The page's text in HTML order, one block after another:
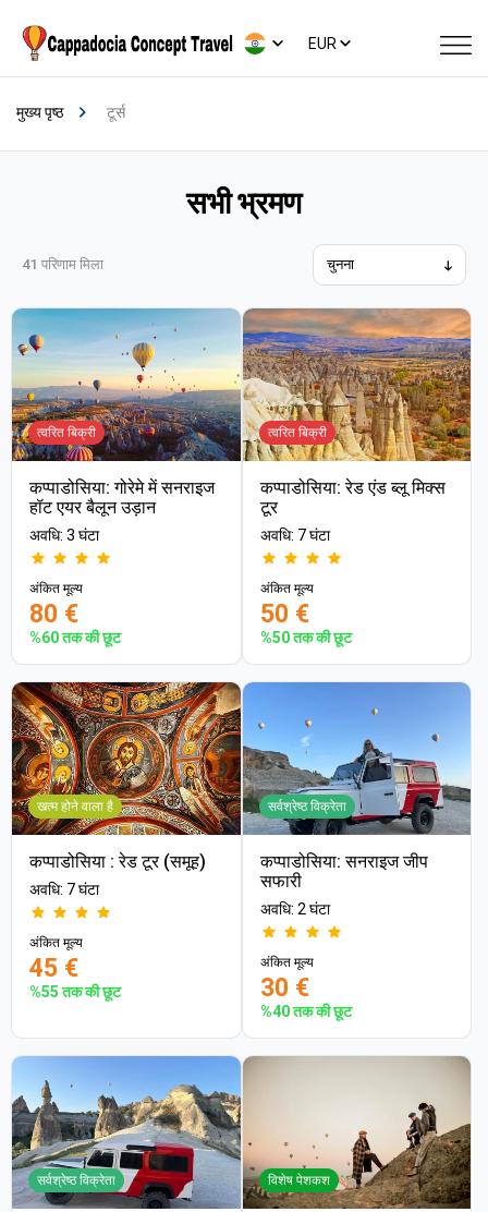
EUR
मुख्य पृष्ठ टूर्स
सभी भ्रमण
41 परिणाम मिला
त्वरित बिक्री
कप्पाडोसिया: गोरेमे में सनराइज
हॉट एयर बैलून उड़ान
अवधि: 3 घंटा
अंकित मूल्य
80 €
%60 तक की छूट
त्वरित बिक्री
कप्पाडोसिया: रेड एंड ब्लू मिक्स
टूर
अवधि: 7 घंटा
अंकित मूल्य
50 €
%50 तक की छूट
खत्म होने वाला है
कप्पाडोसिया : रेड टूर (समूह)
अवधि: 7 घंटा
अंकित मूल्य
45 €
%55 तक की छूट
सर्वश्रेष्ठ विक्रेता
कप्पाडोसिया: सनराइज जीप
सफारी
अवधि: 2 घंटा
अंकित मूल्य
30 €
%40 तक की छूट
सर्वश्रेष्ठ विक्रेता विशेष पेशकश